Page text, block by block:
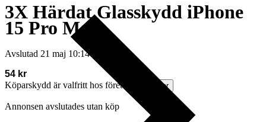
3X Härdat Glasskydd iPhone
15 Pro Max
Avslutad 21 maj 10:14
54 kr
Köparskydd är valfritt hos företag.
Läs mer
Annonsen avslutades utan köp